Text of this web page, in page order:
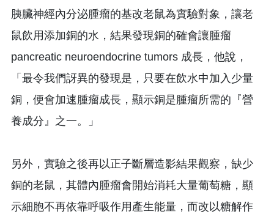
胰臟神經內分泌腫瘤的基改老鼠為實驗對象，讓老
鼠飲用添加銅的水，結果發現銅的確會讓腫瘤
pancreatic neuroendocrine tumors 成長，他說，
「最令我們訝異的發現是，只要在飲水中加入少量
銅，便會加速腫瘤成長，顯示銅是腫瘤所需的『營
養成分』之一。」
另外，實驗之後再以正子斷層造影結果觀察，缺少
銅的老鼠，其體內腫瘤會開始消耗大量葡萄糖，顯
示細胞不再依靠呼吸作用產生能量，而改以糖解作